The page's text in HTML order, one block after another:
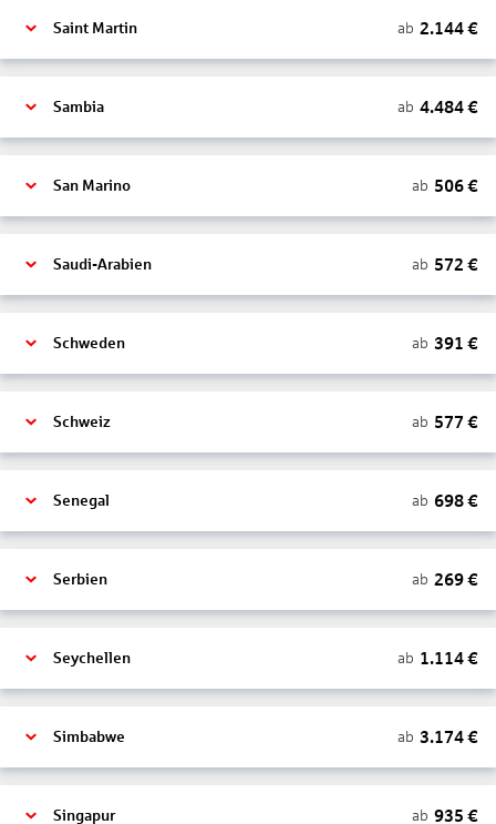
Saint Martin ab 2.144€
Sambia ab 4.484€
San Marino ab 506€
Saudi-Arabien ab 572 €
Schweden ab 391 €
Schweiz ab 577 €
Senegal ab 698€
Serbien ab 269€
Seychellen ab 1.114€
Simbabwe ab 3.174€
Singapur ab 935 €